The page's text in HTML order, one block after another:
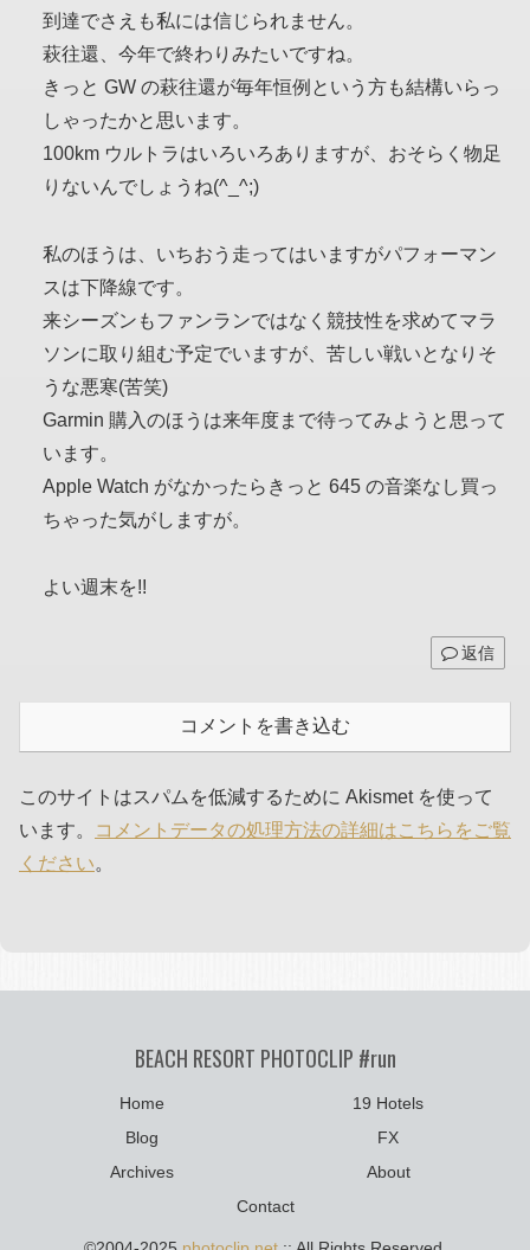
到達でさえも私には信じられません。
萩往還、今年で終わりみたいですね。
きっと GW の萩往還が毎年恒例という方も結構いらっ
しゃったかと思います。
100km ウルトラはいろいろありますが、おそらく物足
りないんでしょうね(^_^;)
私のほうは、いちおう走ってはいますがパフォーマン
スは下降線です。
来シーズンもファンランではなく競技性を求めてマラ
ソンに取り組む予定でいますが、苦しい戦いとなりそ
うな悪寒(苦笑)
Garmin 購入のほうは来年度まで待ってみようと思って
います。
Apple Watch がなかったらきっと 645 の音楽なし買っ
ちゃった気がしますが。
よい週末を!!
返信
コメントを書き込む
このサイトはスパムを低減するために Akismet を使って
います。
コメントデータの処理方法の詳細はこちらをご覧
ください。
BEACH RESORT PHOTOCLIP #run
Home
19 Hotels
Blog
FX
Archives
About
Contact